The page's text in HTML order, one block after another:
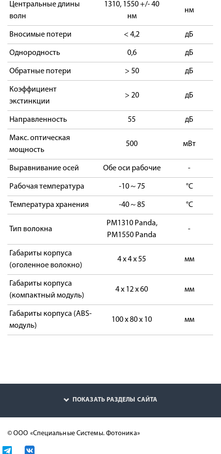
Центральные длины
волн
1310, 1550 +/- 40
нм
нм
Вносимые потери < 4,2 дБ
Однородность 0,6 дБ
Обратные потери > 50 дБ
Коэффициент
экстинкции
> 20 дБ
Направленность 55 дБ
Макс. оптическая
мощность
500 мВт
Выравнивание осей Обе оси рабочие -
Рабочая температура -10～75 °C
Температура хранения -40～85 °C
Тип волокна
PM1310 Panda,
PM1550 Panda
-
Габариты корпуса
(оголенное волокно)
4 x 4 x 55 мм
Габариты корпуса
(компактный модуль)
4 x 12 x 60 мм
Габариты корпуса (ABS-
модуль)
100 х 80 х 10 мм
ПОКАЗАТЬ РАЗДЕЛЫ САЙТА
© ООО «Специальные Системы. Фотоника»